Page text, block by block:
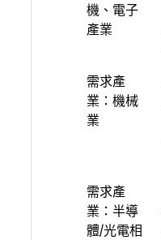
機、電子
產業
需求產
業：機械
業
需求產
業：半導
體/光電相